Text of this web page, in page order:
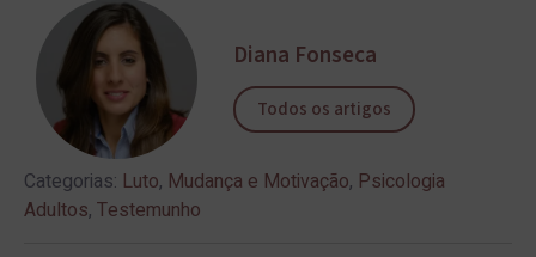
Diana Fonseca
Todos os artigos
Categorias: Luto, Mudança e Motivação, Psicologia
Adultos, Testemunho